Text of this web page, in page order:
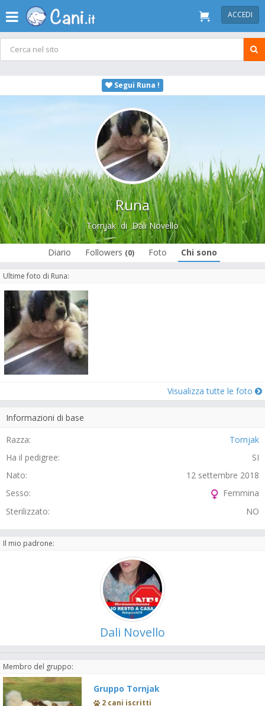
ACCEDI
Segui Runa !
Runa
TornjakdiDali Novello
Diario Followers (0) Foto Chi sono
Ultime foto di Runa:
Visualizza tutte le foto
Informazioni di base
Razza:
Tornjak
Ha il pedigree:
SI
Nato:
12 settembre 2018
Sesso:
Femmina
Sterilizzato:
NO
Il mio padrone:
Dali Novello
Membro del gruppo:
Gruppo Tornjak
2 cani iscritti